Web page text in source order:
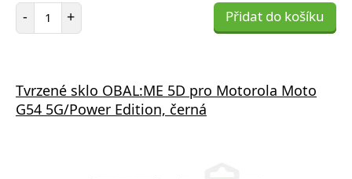
- Počet položek
+ Přidat do košíku
Tvrzené sklo OBAL:ME 5D pro Motorola Moto
G54 5G/Power Edition, černá